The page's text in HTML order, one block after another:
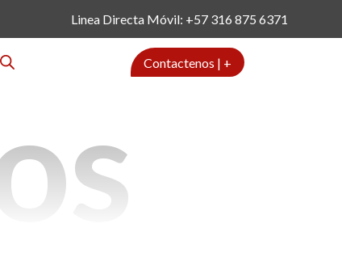
Linea Directa Móvil: +57 316 875 6371
Contactenos | +